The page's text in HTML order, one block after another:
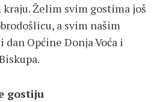
Želim svim gostima još
a svim našim
Općine Donja Voća i
gostiju